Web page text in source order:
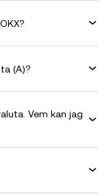
(A)?
Vem kan jag